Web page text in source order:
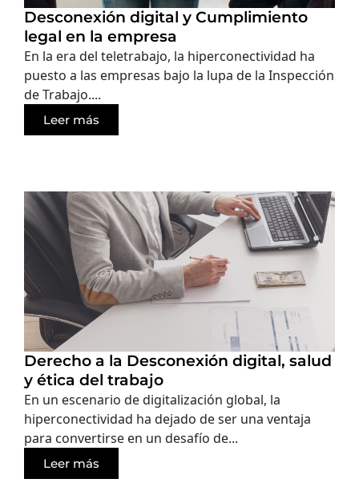
Desconexión digital y Cumplimiento
legal en la empresa
En la era del teletrabajo, la hiperconectividad ha
puesto a las empresas bajo la lupa de la Inspección
de Trabajo....
Leer más
Derecho a la Desconexión digital, salud
y ética del trabajo
En un escenario de digitalización global, la
hiperconectividad ha dejado de ser una ventaja
para convertirse en un desafío de...
Leer más